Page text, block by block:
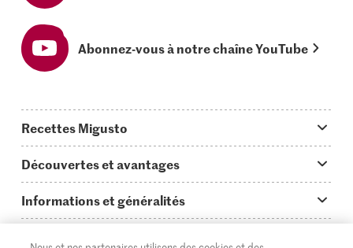
Abonnez-vous à notre chaîne YouTube
Recettes Migusto
Idées de menus
Plats principaux
Découvertes et avantages
On en parle...
Informations et généralités
Questions concernant Migusto